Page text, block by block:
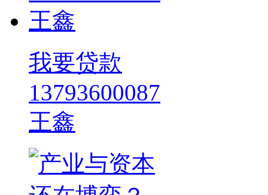
我要贷款
13793600087
王鑫